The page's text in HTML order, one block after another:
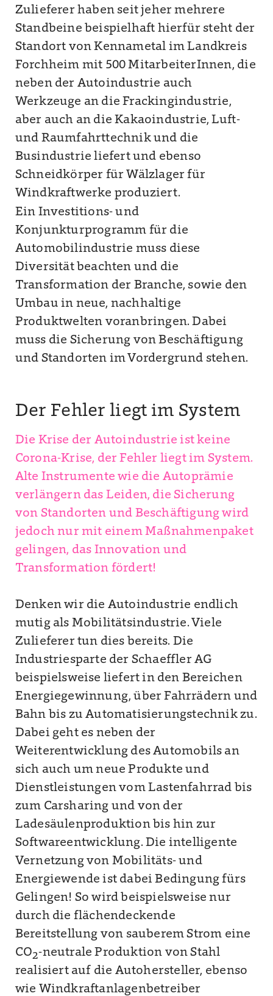
Zulieferer haben seit jeher mehrere
Standbeine beispielhaft hierfür steht der
Standort von Kennametal im Landkreis
Forchheim mit 500 MitarbeiterInnen, die
neben der Autoindustrie auch
Werkzeuge an die Frackingindustrie,
aber auch an die Kakaoindustrie, Luft-
und Raumfahrttechnik und die
Busindustrie liefert und ebenso
Schneidkörper für Wälzlager für
Windkraftwerke produziert.
Ein Investitions- und
Konjunkturprogramm für die
Automobilindustrie muss diese
Diversität beachten und die
Transformation der Branche, sowie den
Umbau in neue, nachhaltige
Produktwelten voranbringen. Dabei
muss die Sicherung von Beschäftigung
und Standorten im Vordergrund stehen.
Der Fehler liegt im System
Die Krise der Autoindustrie ist keine
Corona-Krise, der Fehler liegt im System.
Alte Instrumente wie die Autoprämie
verlängern das Leiden, die Sicherung
von Standorten und Beschäftigung wird
jedoch nur mit einem Maßnahmenpaket
gelingen, das Innovation und
Transformation fördert!
Denken wir die Autoindustrie endlich
mutig als Mobilitätsindustrie. Viele
Zulieferer tun dies bereits. Die
Industriesparte der Schaeffler AG
beispielsweise liefert in den Bereichen
Energiegewinnung, über Fahrrädern und
Bahn bis zu Automatisierungstechnik zu.
Dabei geht es neben der
Weiterentwicklung des Automobils an
sich auch um neue Produkte und
Dienstleistungen vom Lastenfahrrad bis
zum Carsharing und von der
Ladesäulenproduktion bis hin zur
Softwareentwicklung. Die intelligente
Vernetzung von Mobilitäts- und
Energiewende ist dabei Bedingung fürs
Gelingen! So wird beispielsweise nur
durch die flächendeckende
Bereitstellung von sauberem Strom eine
CO2-neutrale Produktion von Stahl
realisiert auf die Autohersteller, ebenso
wie Windkraftanlagenbetreiber